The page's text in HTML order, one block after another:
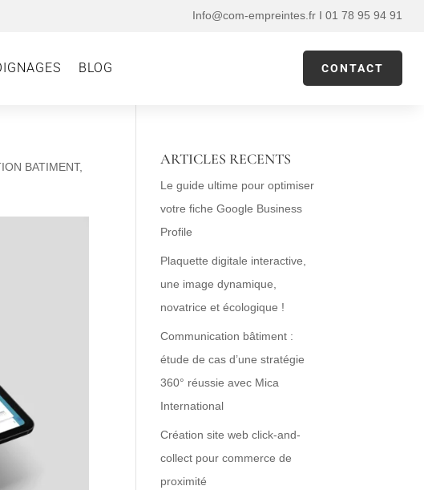
Info@com-empreintes.fr I 01 78 95 94 91
BLOG CONTACT
BATIMENT, ARTICLES RECENTS
Le guide ultime pour optimiser
votre fiche Google Business
Profile
Plaquette digitale interactive,
une image dynamique,
novatrice et écologique !
Communication bâtiment :
étude de cas d’une stratégie
360° réussie avec Mica
International
Création site web click-and-
collect pour commerce de
proximité